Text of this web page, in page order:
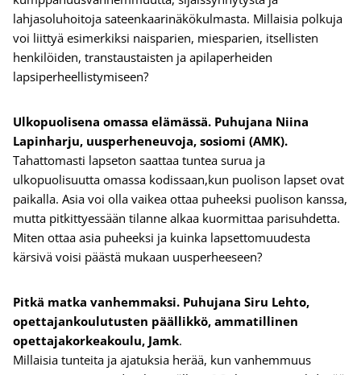
lahjasoluhoitoja sateenkaarinäkökulmasta. Millaisia polkuja
voi liittyä esimerkiksi naisparien, miesparien, itsellisten
henkilöiden, transtaustaisten ja apilaperheiden
lapsiperheellistymiseen?
Ulkopuolisena omassa elämässä. Puhujana Niina
Lapinharju, uusperheneuvoja, sosiomi (AMK).
Tahattomasti lapseton saattaa tuntea surua ja
ulkopuolisuutta omassa kodissaan,kun puolison lapset ovat
paikalla. Asia voi olla vaikea ottaa puheeksi puolison kanssa,
mutta pitkittyessään tilanne alkaa kuormittaa parisuhdetta.
Miten ottaa asia puheeksi ja kuinka lapsettomuudesta
kärsivä voisi päästä mukaan uusperheeseen?
Pitkä matka vanhemmaksi. Puhujana Siru Lehto,
opettajankoulutusten päällikkö, ammatillinen
opettajakorkeakoulu, Jamk.
Millaisia tunteita ja ajatuksia herää, kun vanhemmuus